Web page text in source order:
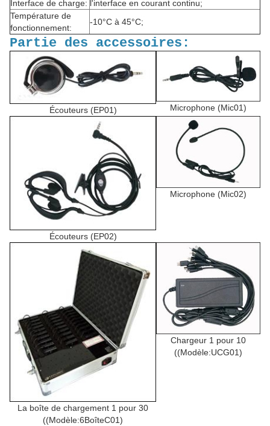
Interface de charge: l'interface en courant continu;
Température de
fonctionnement:
-10°C à 45°C;
Partie des accessoires:
Écouteurs (EP01) Microphone (Mic01)
Écouteurs (EP02)
Microphone (Mic02)
La boîte de chargement 1 pour 30
((Modèle:6BoîteC01)
Chargeur 1 pour 10
((Modèle:UCG01)